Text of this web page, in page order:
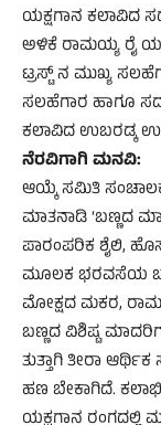
ಯಕ್ಷಗಾನ ಕಲಾವಿದ
ಅಳಿಕೆ ರಾಮಯ್ಯ ರೈ
ಟ್ರಸ್ಟ್ ನ ಮುಖ್ಯ
ಸಲಹೆಗಾರ ಹಾಗೂ
ಕಲಾವಿದ ಉಬರಡ್ಕ
ನೆರವಿಗಾಗಿ ಮನವಿ:
ಆಯ್ಕೆ ಸಮಿತಿ ಸಂಚಾಲಕ
ಮಾತನಾಡಿ ‘ಬಣ್ಣದ
ಪಾರಂಪರಿಕ ಶೈಲಿ,
ಮೂಲಕ ಭರವಸೆಯ
ಮೋಕ್ಷದ ಮಕರ, ರಾಮ
ಬಣ್ಣದ ವಿಶಿಷ್ಟ
ತುತ್ತಾಗಿ ತೀರಾ
ಹಣ ಬೇಕಾಗಿದೆ.